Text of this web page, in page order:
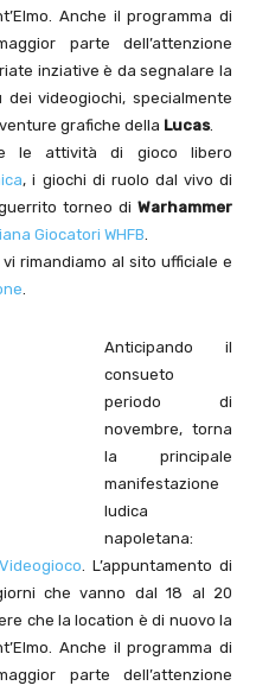
Anche il programma di
parte dell’attenzione
inziative è da segnalare la
dei videogiochi, specialmente
grafiche della Lucas.
le attività di gioco libero
, i giochi di ruolo dal vivo di
torneo diWarhammer
Giocatori WHFB.
vi rimandiamo al sito ufficiale e
.
Anticipando il
consueto
periodo di
novembre, torna
la principale
manifestazione
ludica
napoletana:
. L’appuntamento di
che vanno dal 18 al 20
che la location è di nuovo la
Anche il programma di
parte dell’attenzione